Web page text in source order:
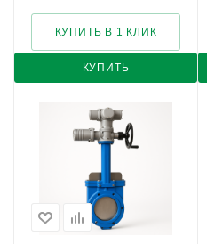
КУПИТЬ
КУПИТЬ В 1 КЛИК